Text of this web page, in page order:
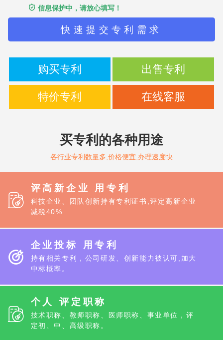
信息保护中，请放心填写！
快速提交专利需求
购买专利 出售专利
特价专利 在线客服
买专利的各种用途
各行业专利数量多,价格便宜,办理速度快
评高新企业 用专利
科技企业、团队创新持有专利证书,评定高新企业
减税40%
企业投标 用专利
持有相关专利，公司研发、创新能力被认可,加大
中标概率。
个人 评定职称
技术职称、教师职称、医师职称、事业单位，评
定初、中、高级职称。